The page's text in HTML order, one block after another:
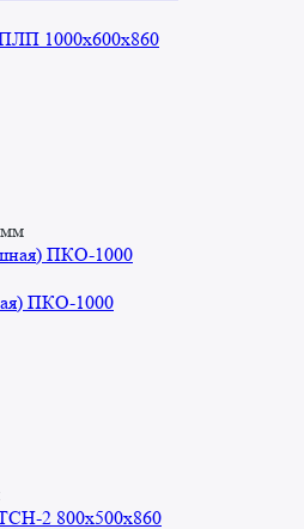
1000х600х860
ПКО-1000